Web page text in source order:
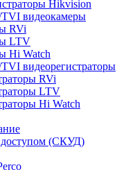
Hikvision
видеокамеры
RVi
LTV
Hi Watch
видеорегистраторы
RVi
LTV
Hi Watch
доступом (СКУД)